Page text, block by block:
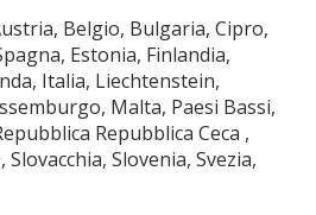
Belgio, Bulgaria, Cipro,
Estonia, Finlandia,
Italia, Liechtenstein,
Malta, Paesi Bassi,
Repubblica Ceca ,
Slovenia, Svezia,